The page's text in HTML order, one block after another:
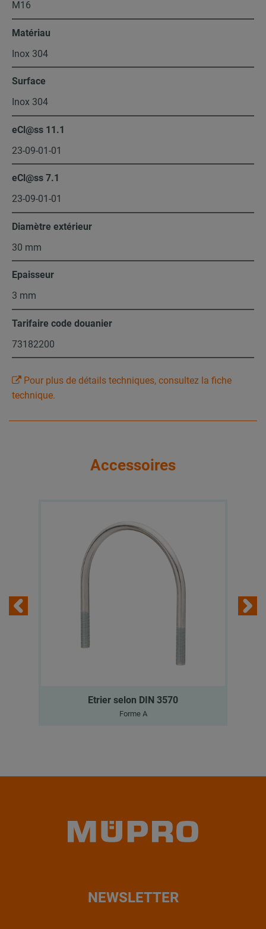
M16
Matériau
Inox 304
Surface
Inox 304
eCl@ss 11.1
23-09-01-01
eCl@ss 7.1
23-09-01-01
Diamètre extérieur
30 mm
Epaisseur
3 mm
Tarifaire code douanier
73182200
Pour plus de détails techniques, consultez la fiche
technique.
Accessoires
Etrier selon DIN 3570
Forme A
NEWSLETTER